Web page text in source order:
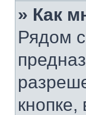
» Как
Рядом